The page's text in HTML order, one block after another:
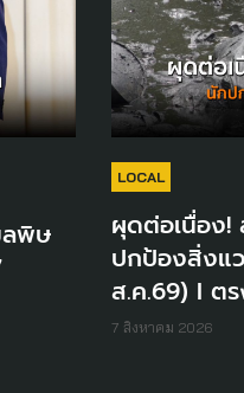
ลพิษ
LOCAL
ผุดต่อเนื่อง
ปกป้องสิ่งแ
ส.ค.69) I ตร
7 สิงหาคม 2026